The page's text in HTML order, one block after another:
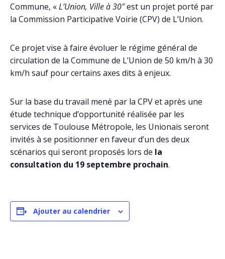
Commune, «L’Union, Ville à 30″est un projet porté par
la Commission Participative Voirie (CPV) de L’Union.
Ce projet vise à faire évoluer le régime général de
circulation de la Commune de L’Union de 50 km/h à 30
km/h sauf pour certains axes dits à enjeux.
Sur la base du travail mené par la CPV et après une
étude technique d’opportunité réalisée par les
services de Toulouse Métropole, les Unionais seront
invités à se positionner en faveur d’un des deux
scénarios qui seront proposés lors de la
consultation du 19 septembre prochain.
Ajouter au calendrier